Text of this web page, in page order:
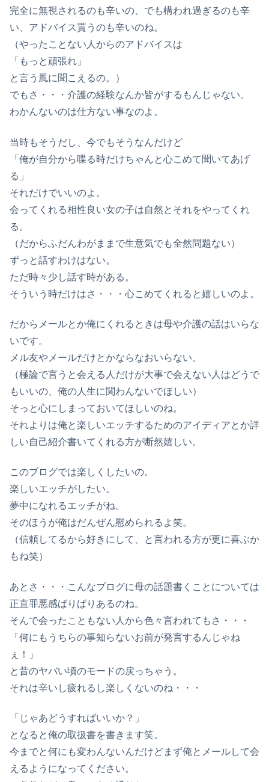
完全に無視されるのも辛いの、でも構われ過ぎるのも辛
い、アドバイス貰うのも辛いのね。
（やったことない人からのアドバイスは
「もっと頑張れ」
と言う風に聞こえるの。）
でもさ・・・介護の経験なんか皆がするもんじゃない。
わかんないのは仕方ない事なのよ。
当時もそうだし、今でもそうなんだけど
「俺が自分から喋る時だけちゃんと心こめて聞いてあげ
る」
それだけでいいのよ。
会ってくれる相性良い女の子は自然とそれをやってくれ
る。
（だからふだんわがままで生意気でも全然問題ない）
ずっと話すわけはない。
ただ時々少し話す時がある。
そういう時だけはさ・・・心こめてくれると嬉しいのよ。
だからメールとか俺にくれるときは母や介護の話はいらな
いです。
メル友やメールだけとかならなおいらない。
（極論で言うと会える人だけが大事で会えない人はどうで
もいいの、俺の人生に関わんないでほしい）
そっと心にしまっておいてほしいのね。
それよりは俺と楽しいエッチするためのアイディアとか詳
しい自己紹介書いてくれる方が断然嬉しい。
このブログでは楽しくしたいの。
楽しいエッチがしたい。
夢中になれるエッチがね。
そのほうが俺はだんぜん慰められるよ笑。
（信頼してるから好きにして、と言われる方が更に喜ぶか
もね笑）
あとさ・・・こんなブログに母の話題書くことについては
正直罪悪感ばりばりあるのね。
そんで会ったこともない人から色々言われてもさ・・・
「何にもうちらの事知らないお前が発言するんじゃね
ぇ！」
と昔のヤバい頃のモードの戻っちゃう。
それは辛いし疲れるし楽しくないのね・・・
「じゃあどうすればいいか？」
となると俺の取扱書を書きます笑。
今までと何にも変わんないんだけどまず俺とメールして会
えるようになってください。